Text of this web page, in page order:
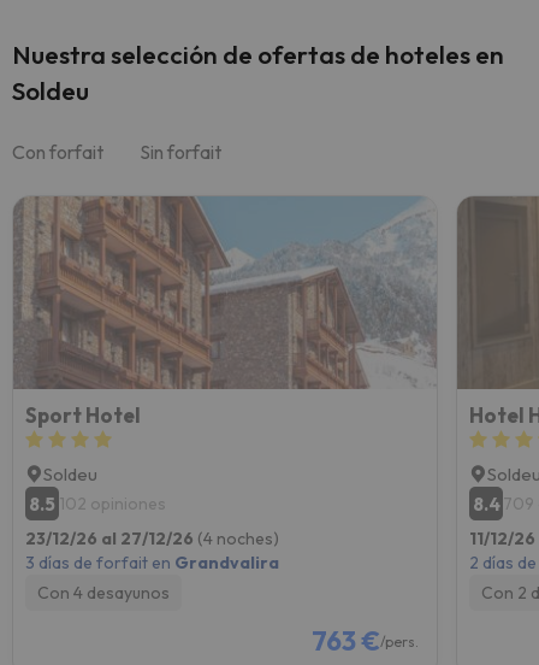
Nuestra selección de ofertas de hoteles en
Soldeu
Con forfait Sin forfait
Sport Hotel
Soldeu
8.5 102 opiniones
23/12/26 al 27/12/26 (4 noches)
3 días de forfait en Grandvalira
Con 4 desayunos
763 €/pers.
Hotel
8.4709
11/12/
2 días
Con 2